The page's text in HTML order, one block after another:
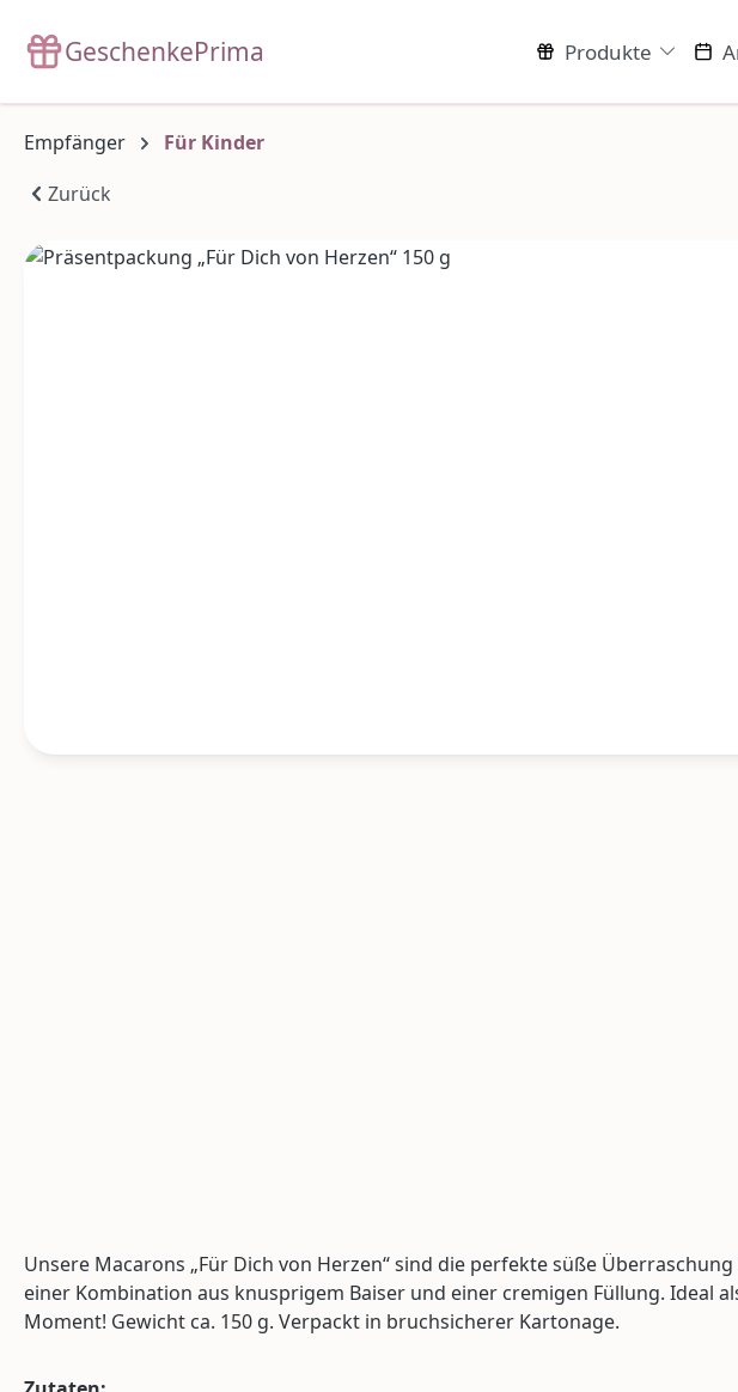
GeschenkePrima Produkte
Empfänger
Für Kinder
Zurück
Bildergalerie überspringen
Unsere Macarons „Für Dich von Herzen“ sind die perfekte süße
einer Kombination aus knusprigem Baiser und einer cremigen Füllung. Ideal
Moment! Gewicht ca. 150 g. Verpackt in bruchsicherer Kartonage.